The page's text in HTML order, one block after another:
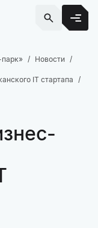
Новости
IT стартапа